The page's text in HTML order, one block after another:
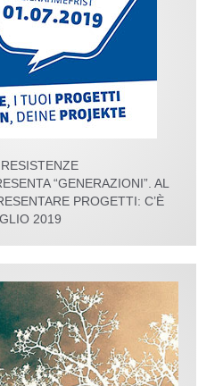
“GENERAZIONI”. AL
PROGETTI: C’È
2019